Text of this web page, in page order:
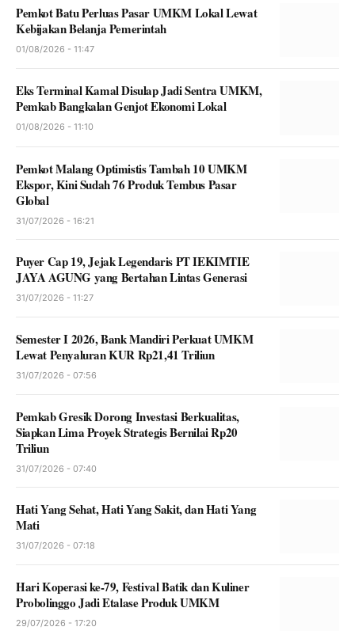
Pemkot Batu Perluas Pasar UMKM Lokal Lewat
Kebijakan Belanja Pemerintah
01/08/2026 - 11:47
Eks Terminal Kamal Disulap Jadi Sentra UMKM,
Pemkab Bangkalan Genjot Ekonomi Lokal
01/08/2026 - 11:10
Pemkot Malang Optimistis Tambah 10 UMKM
Ekspor, Kini Sudah 76 Produk Tembus Pasar
Global
31/07/2026 - 16:21
Puyer Cap 19, Jejak Legendaris PT IEKIMTIE
JAYA AGUNG yang Bertahan Lintas Generasi
31/07/2026 - 11:27
Semester I 2026, Bank Mandiri Perkuat UMKM
Lewat Penyaluran KUR Rp21,41 Triliun
31/07/2026 - 07:56
Pemkab Gresik Dorong Investasi Berkualitas,
Siapkan Lima Proyek Strategis Bernilai Rp20
Triliun
31/07/2026 - 07:40
Hati Yang Sehat, Hati Yang Sakit, dan Hati Yang
Mati
31/07/2026 - 07:18
Hari Koperasi ke-79, Festival Batik dan Kuliner
Probolinggo Jadi Etalase Produk UMKM
29/07/2026 - 17:20